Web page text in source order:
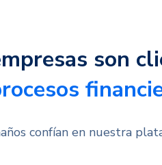
son
confían en nuestra